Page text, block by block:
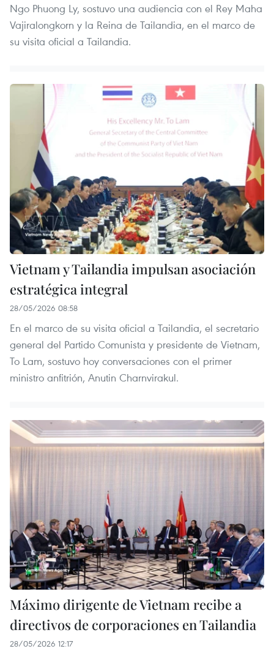
Ngo Phuong Ly, sostuvo una audiencia con el Rey Maha
Vajiralongkorn y la Reina de Tailandia, en el marco de
su visita oficial a Tailandia.
Vietnam y Tailandia impulsan asociación
estratégica integral
28/05/2026 08:58
En el marco de su visita oficial a Tailandia, el secretario
general del Partido Comunista y presidente de Vietnam,
To Lam, sostuvo hoy conversaciones con el primer
ministro anfitrión, Anutin Charnvirakul.
Máximo dirigente de Vietnam recibe a
directivos de corporaciones en Tailandia
28/05/2026 12:17